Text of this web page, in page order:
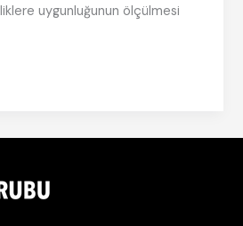
uygunluğunun ölçülmesi